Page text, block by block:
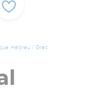
Hébreu / Grec